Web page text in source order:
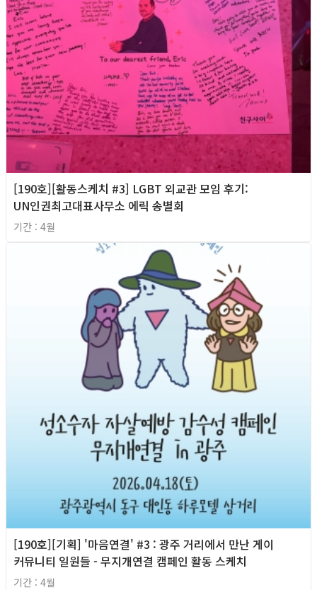
[190호][활동스케치 #3] LGBT 외교관 모임 후기:
UN인권최고대표사무소 에릭 송별회
기간 : 4월
[190호][기획] '마음연결' #3 : 광주 거리에서 만난 게이
커뮤니티 일원들 - 무지개연결 캠페인 활동 스케치
기간 : 4월